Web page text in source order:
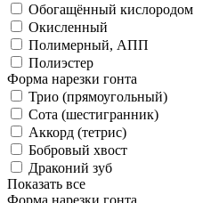
Обогащённый кислородом
Окисленный
Полимерный, АПП
Полиэстер
Форма нарезки гонта
Трио (прямоугольный)
Сота (шестигранник)
Аккорд (тетрис)
Бобровый хвост
Драконий зуб
Показать все
Форма нарезки гонта